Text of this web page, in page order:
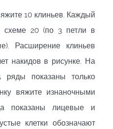
10 клиньев. Каждый
схеме 20 (по 3 петли в
Расширение клиньев
накидов в рисунке. На
показаны только
вяжите изнаночными
показаны лицевые и
клетки обозначают